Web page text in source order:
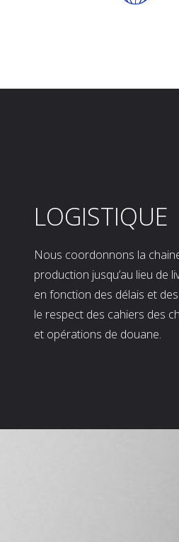
LOGISTIQUE
Nous coordonnons la
production jusqu’au lieu de
en fonction des délais et
le respect des cahiers des
et opérations de douane.